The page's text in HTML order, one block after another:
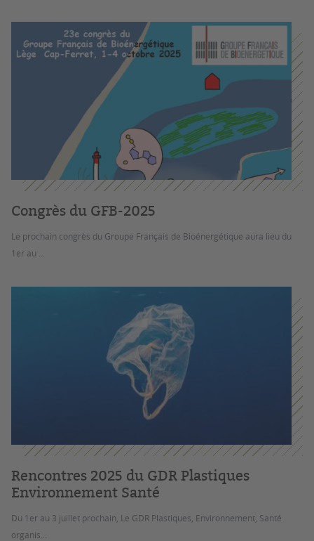
Congrès du GFB-2025
Le prochain congrès du Groupe Français de Bioénergétique aura lieu du
1er au ...
Rencontres 2025 du GDR Plastiques
Environnement Santé
Du 1er au 3 juillet prochain, Le GDR Plastiques, Environnement, Santé
organis...